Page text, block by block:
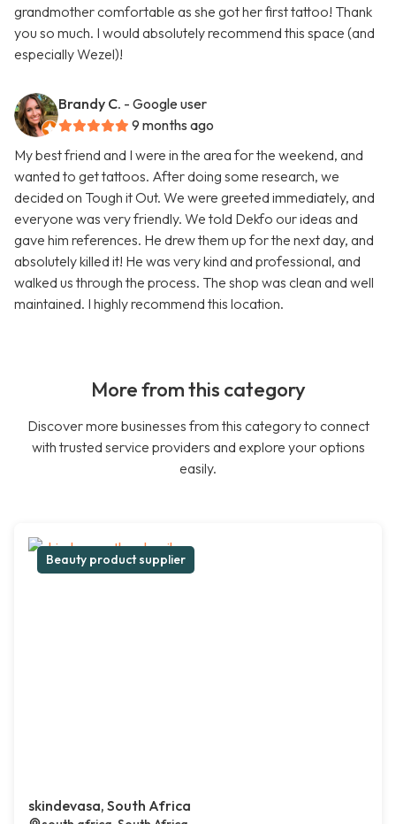
grandmother comfortable as she got her first tattoo! Thank
you so much. I would absolutely recommend this space (and
especially Wezel)!
Brandy C. - Google user
9 months ago
My best friend and I were in the area for the weekend, and
wanted to get tattoos. After doing some research, we
decided on Tough it Out. We were greeted immediately, and
everyone was very friendly. We told Dekfo our ideas and
gave him references. He drew them up for the next day, and
absolutely killed it! He was very kind and professional, and
walked us through the process. The shop was clean and well
maintained. I highly recommend this location.
More from this category
Discover more businesses from this category to connect
with trusted service providers and explore your options
easily.
Beauty product supplier
skindevasa, South Africa